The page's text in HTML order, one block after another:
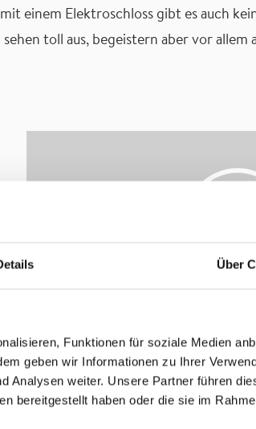
Über
Funktionen für soziale Medien
geben wir Informationen zu Ihrer
Analysen weiter. Unsere Partner führen
bereitgestellt haben oder die sie im
einem Elektroschloss gibt es auch
toll aus, begeistern aber vor allem
BITTE AKZEPTIEREN SIE DIE
VIDEO ZU